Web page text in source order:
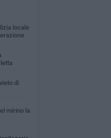
locale
di
mirino la